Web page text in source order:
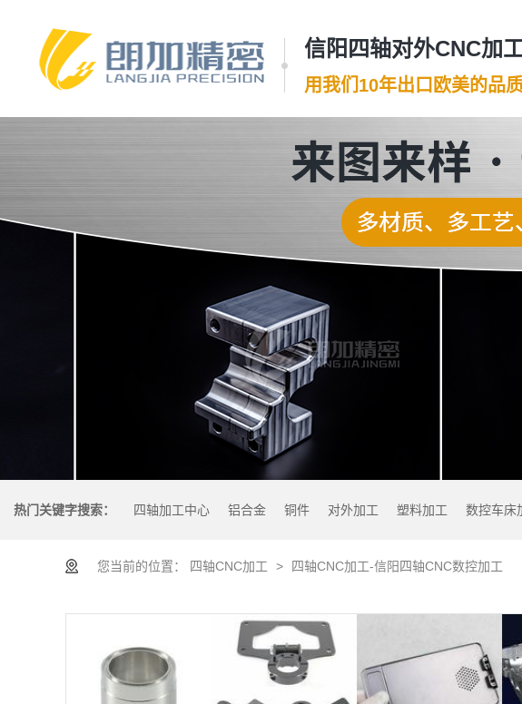
信阳四轴对外CNC加
用我们10年出口欧美的品
热门关键字搜索： 四轴加工中心 铝合金 铜件 对外加工 塑料加工 数控车床
您当前的位置： 四轴CNC加工 > 四轴CNC加工-信阳四轴CNC数控加工